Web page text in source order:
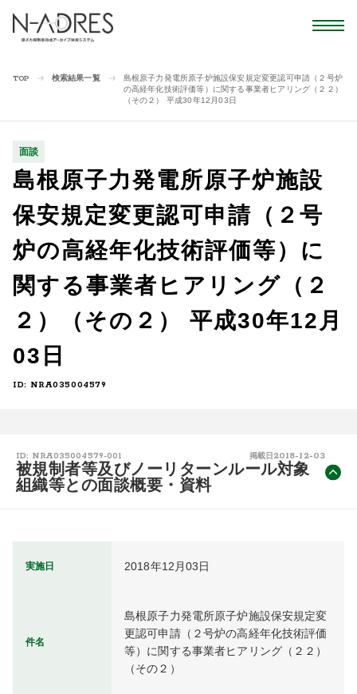
TOP 検索結果一覧
島根原子力発電所原子炉施設保安規定変更認可申請（２号炉
の高経年化技術評価等）に関する事業者ヒアリング（２２）
（その２） 平成30年12月03日
面談
島根原子力発電所原子炉施設
保安規定変更認可申請（２号
炉の高経年化技術評価等）に
関する事業者ヒアリング（２
２）（その２） 平成30年12月
03日
ID: NRA035004579
ID: NRA035004579-001 掲載日 2018-12-03
被規制者等及びノーリターンルール対象
組織等との面談概要・資料
実施日 2018年12月03日
件名
島根原子力発電所原子炉施設保安規定変
更認可申請（２号炉の高経年化技術評価
等）に関する事業者ヒアリング（２２）
（その２）